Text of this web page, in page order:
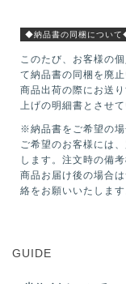
◆納品書の同梱につい
このたび、お客様の
て納品書の同梱を廃止
商品出荷の際にお送
上げの明細書とさせて
※納品書をご希望の場
ご希望のお客様には
します。注文時の備
商品お届け後の場合
絡をお願いいたします
GUIDE